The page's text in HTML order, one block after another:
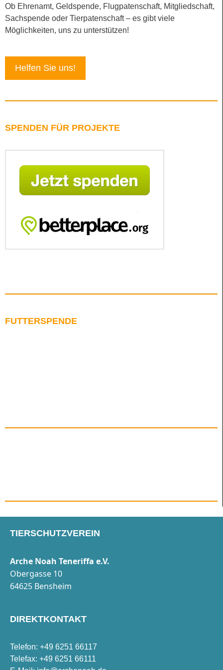
Ob Ehrenamt, Geldspende, Flugpatenschaft, Mitgliedschaft,
Sachspende oder Tierpatenschaft – es gibt viele
Möglichkeiten, uns zu unterstützen!
Helfen Sie uns!
SPENDEN FÜR PROJEKTE
FUTTERSPENDE
TIERSCHUTZVEREIN
Arche Noah Teneriffa e.V.
Obergasse 10
64625 Bensheim
DIREKTKONTAKT
Telefon: +49 6251 66117
Telefax: +49 6251 66111